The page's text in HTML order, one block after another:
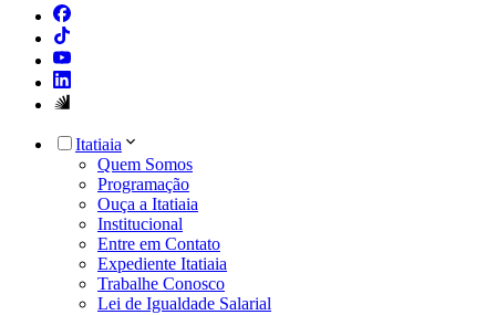
Itatiaia
Quem Somos
Programação
Ouça a Itatiaia
Institucional
Entre em Contato
Expediente Itatiaia
Trabalhe Conosco
Lei de Igualdade Salarial